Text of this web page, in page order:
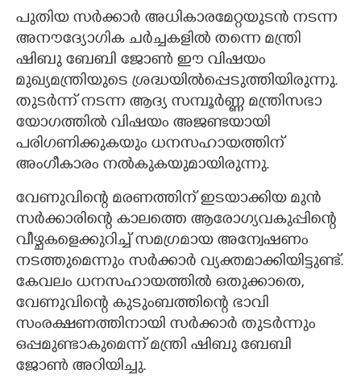
പുതിയ സര്‍ക്കാര്‍ അധികാരമേറ്റയുടന്‍ നടന്ന
അനൗദ്യോഗിക ചര്‍ച്ചകളില്‍ തന്നെ മന്ത്രി
ഷിബു ബേബി ജോണ്‍ ഈ വിഷയം
മുഖ്യമന്ത്രിയുടെ ശ്രദ്ധയില്‍പ്പെടുത്തിയിരുന്നു.
തുടര്‍ന്ന് നടന്ന ആദ്യ സമ്പൂര്‍ണ്ണ മന്ത്രിസഭാ
യോഗത്തില്‍ വിഷയം അജണ്ടയായി
പരിഗണിക്കുകയും ധനസഹായത്തിന്
അംഗീകാരം നല്‍കുകയുമായിരുന്നു.
വേണുവിന്റെ മരണത്തിന് ഇടയാക്കിയ മുന്‍
സര്‍ക്കാരിന്റെ കാലത്തെ ആരോഗ്യവകുപ്പിന്റെ
വീഴ്ചകളെക്കുറിച്ച് സമഗ്രമായ അന്വേഷണം
നടത്തുമെന്നും സര്‍ക്കാര്‍ വ്യക്തമാക്കിയിട്ടുണ്ട്.
കേവലം ധനസഹായത്തില്‍ ഒതുക്കാതെ,
വേണുവിന്റെ കുടുംബത്തിന്റെ ഭാവി
സംരക്ഷണത്തിനായി സര്‍ക്കാര്‍ തുടര്‍ന്നും
ഒപ്പമുണ്ടാകുമെന്ന് മന്ത്രി ഷിബു ബേബി
ജോണ്‍ അറിയിച്ചു.